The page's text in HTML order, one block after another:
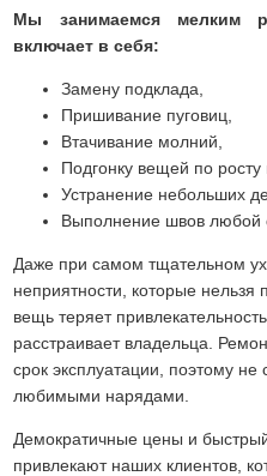
Мы занимаемся мелким
включает в себя:
Замену подклада,
Пришивание пуговиц,
Втачивание молний,
Подгонку вещей по росту
Устранение небольших
Выполнение швов любой
Даже при самом тщательном
неприятности, которые нельзя
вещь теряет
расстраивает владельца.
срок эксплуатации, поэтому не
любимыми нарядами.
Демократичные цены и
привлекают наших клиентов,